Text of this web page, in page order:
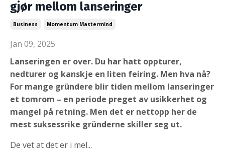
gjør mellom lanseringer
Business Momentum Mastermind
Jan 09, 2025
Lanseringen er over. Du har hatt oppturer,
nedturer og kanskje en liten feiring. Men hva nå?
For mange gründere blir tiden mellom lanseringer
et tomrom – en periode preget av usikkerhet og
mangel på retning. Men det er nettopp her de
mest suksessrike gründerne skiller seg ut.
De vet at det er i mel...